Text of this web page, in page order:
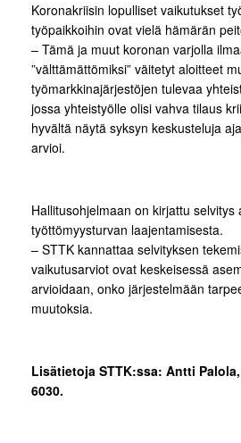
Koronakriisin lopulliset vaikutukset
työpaikkoihin ovat vielä hämärän
– Tämä ja muut koronan varjolla
”välttämättömiksi” väitetyt aloitteet
työmarkkinajärjestöjen tulevaa
jossa yhteistyölle olisi vahva tilaus
hyvältä näytä syksyn keskusteluja
arvioi.
Hallitusohjelmaan on kirjattu selvitys
työttömyysturvan laajentamisesta.
– STTK kannattaa selvityksen
vaikutusarviot ovat keskeisessä
arvioidaan, onko järjestelmään
muutoksia.
Lisätietoja STTK:ssa: Antti
6030.